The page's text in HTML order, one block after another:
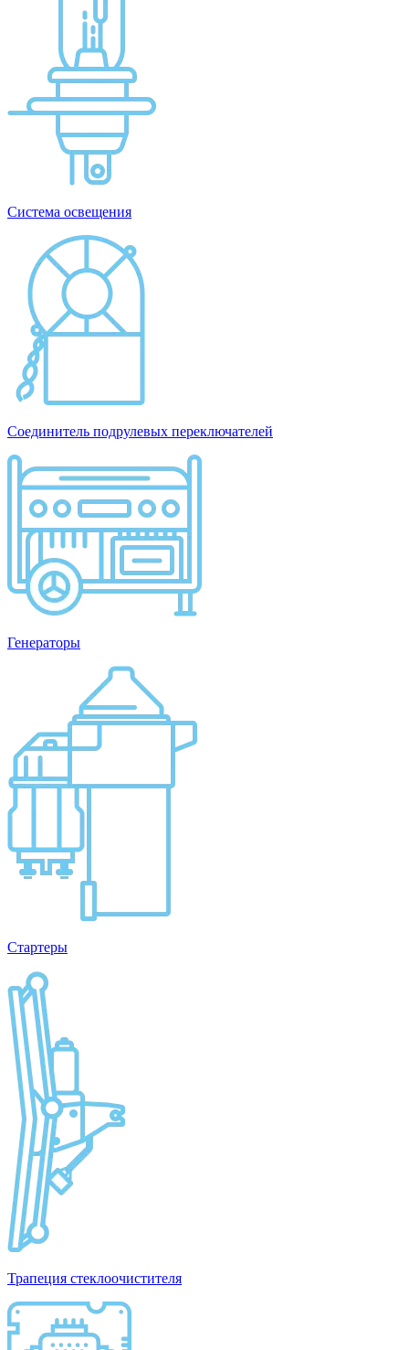
Система освещения
Соединитель подрулевых переключателей
Генераторы
Стартеры
Трапеция стеклоочистителя